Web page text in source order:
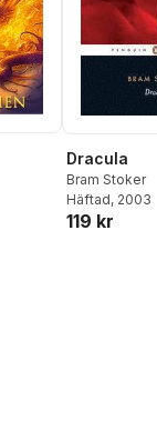
Dracula
Bram Stoker
Häftad, 2003
119 kr